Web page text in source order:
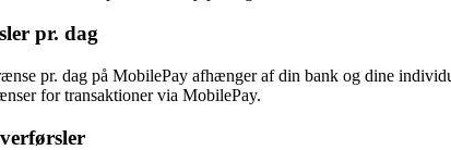
pr. dag
pr. dag på MobilePay afhænger af din bank og dine
for transaktioner via MobilePay.